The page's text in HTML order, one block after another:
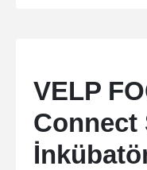
VELP
Connect